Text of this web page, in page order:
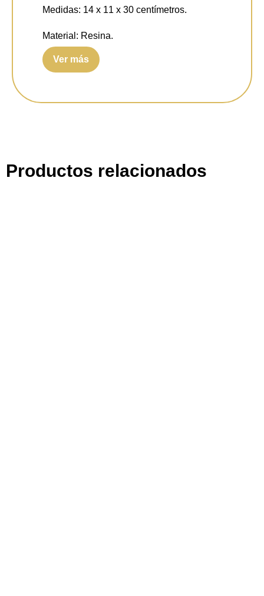
Medidas: 14 x 11 x 30 centímetros.
Material: Resina.
Color: Blanco.
Ver más
Productos relacionados